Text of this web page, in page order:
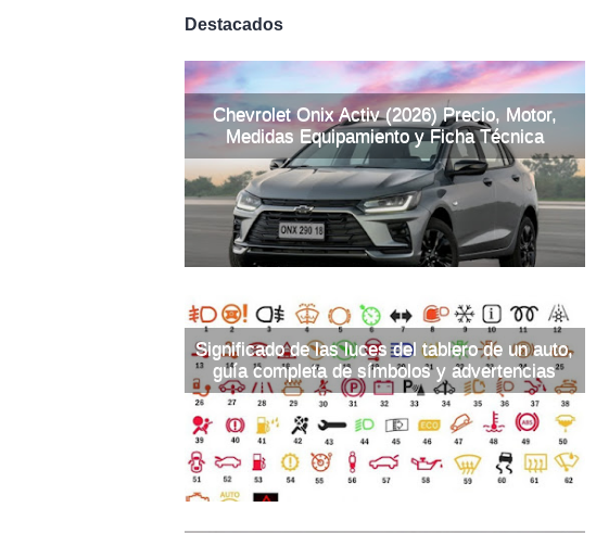
Destacados
Chevrolet Onix Activ (2026) Precio, Motor,
Medidas Equipamiento y Ficha Técnica
Significado de las luces del tablero de un auto,
guía completa de símbolos y advertencias